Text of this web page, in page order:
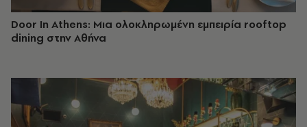
Door In Athens: Μια ολοκληρωμένη εμπειρία rooftop
dining στην Αθήνα